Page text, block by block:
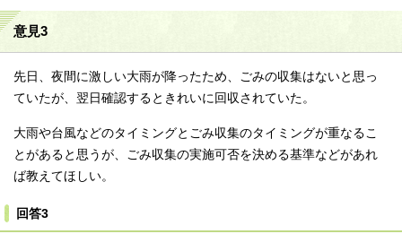
意見3
先日、夜間に激しい大雨が降ったため、ごみの収集はないと思っ
ていたが、翌日確認するときれいに回収されていた。
大雨や台風などのタイミングとごみ収集のタイミングが重なるこ
とがあると思うが、ごみ収集の実施可否を決める基準などがあれ
ば教えてほしい。
回答3